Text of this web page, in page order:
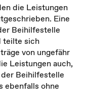
die Leistungen
Eine
Beihilfestelle
teilte sich
von ungefähr
Leistungen auch,
Beihilfestelle
ebenfalls ohne